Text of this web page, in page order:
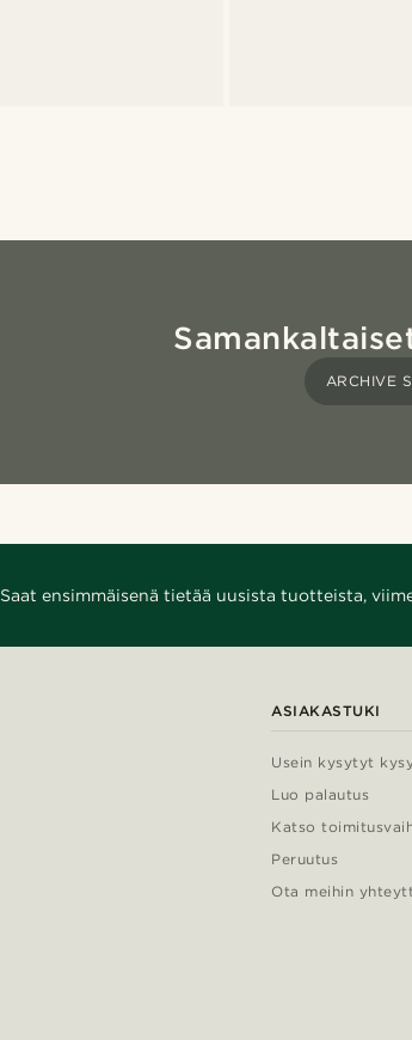
ARCHIVE
Saat ensimmäisenä tietää uusista tuotteista,
ASIAKASTUKI
Usein kysytyt
Luo palautus
Katso
Peruutus
Ota meihin